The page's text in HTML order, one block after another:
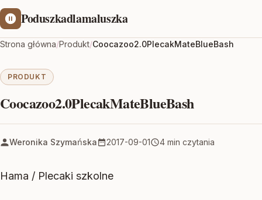
Poduszkadlamaluszka
Strona główna/Produkt/Coocazoo2.0PlecakMateBlueBash
PRODUKT
Coocazoo2.0PlecakMateBlueBash
Weronika Szymańska 2017-09-01 4 min czytania
Hama / Plecaki szkolne